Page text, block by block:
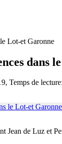
Lot-et Garonne
dans
, Temps de
Jean de Luz et